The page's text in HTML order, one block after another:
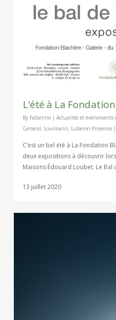
L’été à La
By Fabienne | Actualités et évènements
Général, Lourmarin, Luberon-Provence |
C’est un bel été à La Fondation
deux expositions à découvrir
Maisons Édouard Loubet. Le
13 juillet 2020